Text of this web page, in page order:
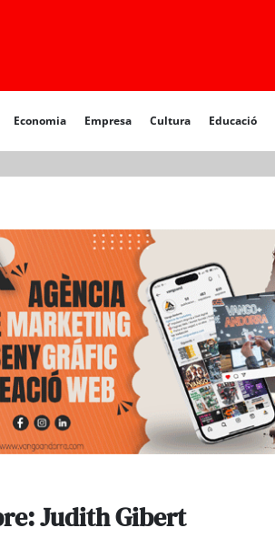
Economia Empresa Cultura Educació
Judith Gibert